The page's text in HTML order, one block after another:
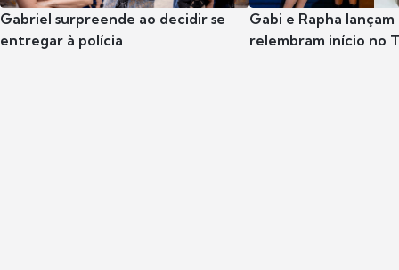
Gabriel surpreende ao decidir se
entregar à polícia
Gabi e Rapha
relembram início no